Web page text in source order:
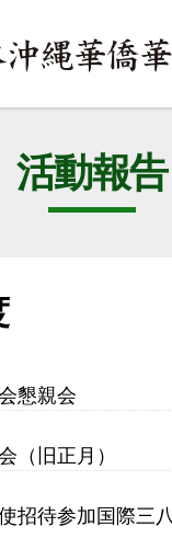
活動報告
懇親会
（旧正月）
招待参加国際三